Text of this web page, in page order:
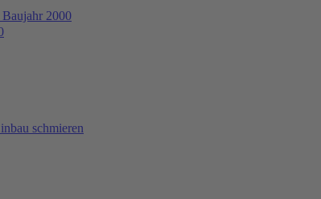
Baujahr 2000
schmieren